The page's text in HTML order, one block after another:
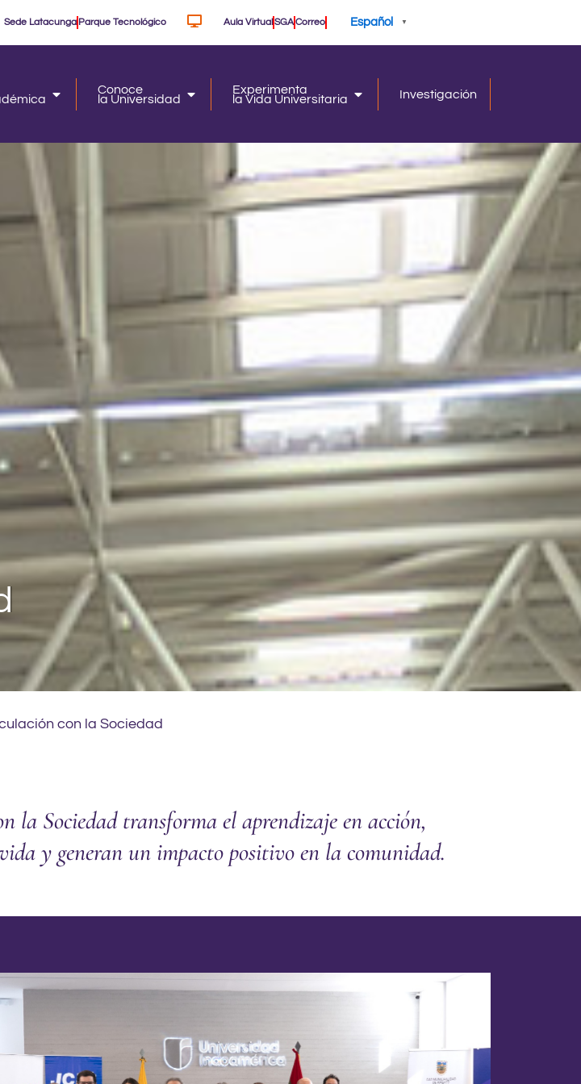
Sede Latacunga Parque Tecnológico Aula VirtualSGACorreo Español ▼
Open Explora la
Oferta Académica
Conoce
la Universidad
Open Conoce
la Universidad
Experimenta
la Vida Universitaria Investigación
con la Sociedad
Sociedad transforma el aprendizaje en acción,
y generan un impacto positivo en la comunidad.